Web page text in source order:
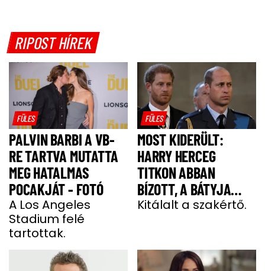
RIPOST HÍREK
FÜLES
PALVIN BARBI A VB-
RE TARTVA MUTATTA
MEG HATALMAS
POCAKJÁT - FOTÓ
A Los Angeles
Stadium felé
tartottak.
FÜLES
MOST KIDERÜLT:
HARRY HERCEG
TITKON ABBAN
BÍZOTT, A BÁTYJA
KÖNYÖRÖGNI FOG NEKI
Kitálalt a szakértő.